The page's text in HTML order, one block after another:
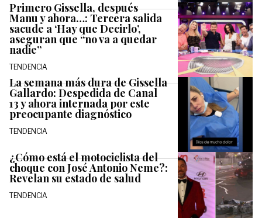
Primero Gissella, después
Manu y ahora…: Tercera salida
sacude a ‘Hay que Decirlo’,
aseguran que “no va a quedar
nadie”
TENDENCIA
La semana más dura de Gissella
Gallardo: Despedida de Canal
13 y ahora internada por este
preocupante diagnóstico
TENDENCIA
¿Cómo está el motociclista del
choque con José Antonio Neme?:
Revelan su estado de salud
TENDENCIA